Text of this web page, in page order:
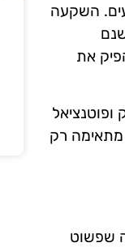
השקעה
את
ופוטנציאל
מתאימה רק
שפשוט